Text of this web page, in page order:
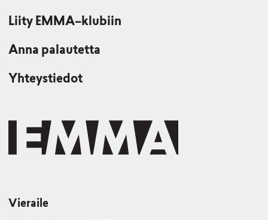
Liity EMMA–klubiin
Anna palautetta
Yhteystiedot
Vieraile